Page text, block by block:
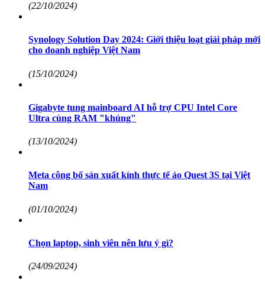
(22/10/2024)
Synology Solution Day 2024: Giới thiệu loạt giải pháp mới
cho doanh nghiệp Việt Nam
(15/10/2024)
Gigabyte tung mainboard AI hỗ trợ CPU Intel Core
Ultra cùng RAM "khủng"
(13/10/2024)
Meta công bố sản xuất kính thực tế ảo Quest 3S tại Việt
Nam
(01/10/2024)
Chọn laptop, sinh viên nên lưu ý gì?
(24/09/2024)